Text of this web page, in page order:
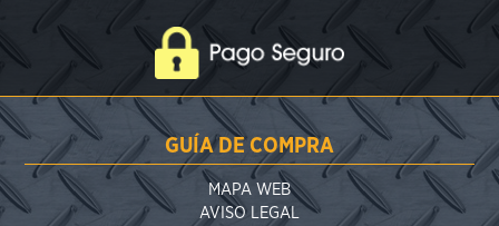
GUÍA DE COMPRA
MAPA WEB
AVISO LEGAL